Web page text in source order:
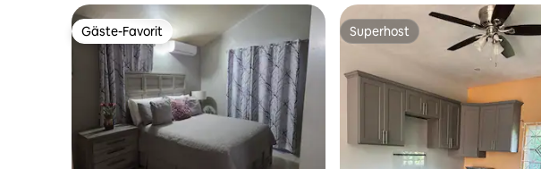
Gäste-Favorit
Gäste-Favorit Superhost
Superhost